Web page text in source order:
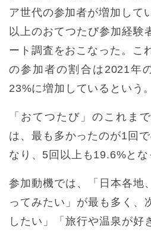
ア世代の参加者が増加して
以上のおてつたび参加経験
ート調査をおこなった。こ
の参加者の割合は2021年
23%に増加しているという。
「おてつたび」のこれま
は、最も多かったのが1回
なり、5回以上も19.6%とな
参加動機では、「日本各地
ってみたい」が最も多く、
したい」「旅行や温泉が好